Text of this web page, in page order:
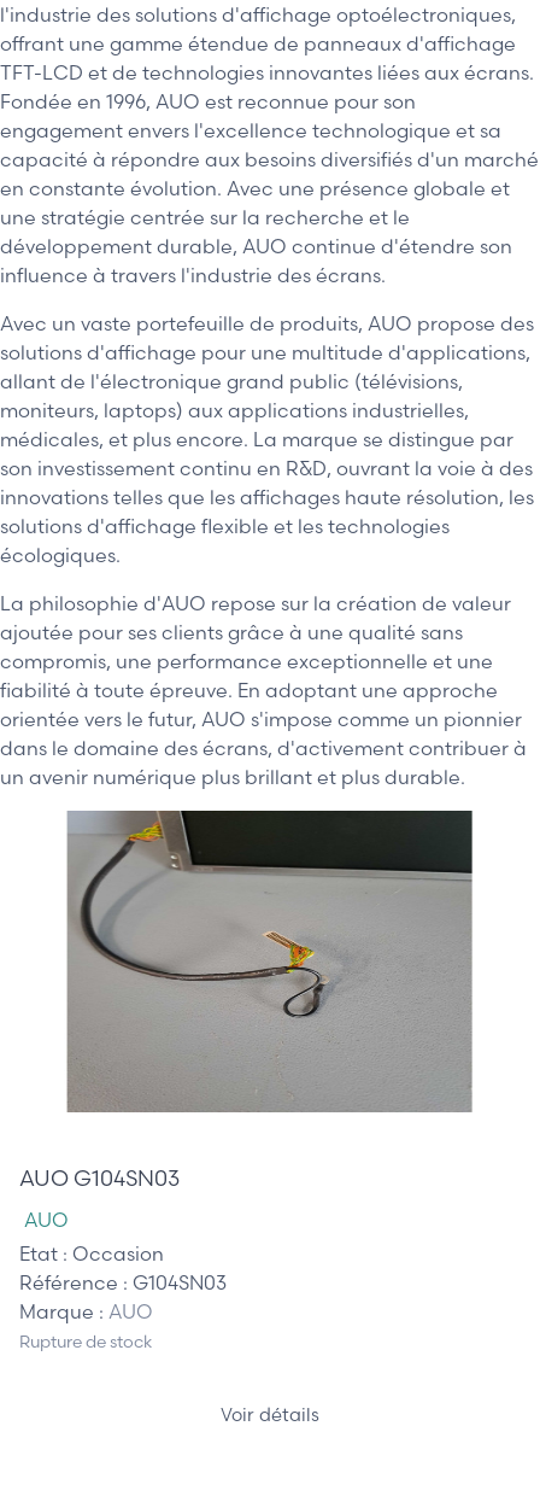
l'industrie des solutions d'affichage optoélectroniques,
offrant une gamme étendue de panneaux d'affichage
TFT-LCD et de technologies innovantes liées aux écrans.
Fondée en 1996, AUO est reconnue pour son
engagement envers l'excellence technologique et sa
capacité à répondre aux besoins diversifiés d'un marché
en constante évolution. Avec une présence globale et
une stratégie centrée sur la recherche et le
développement durable, AUO continue d'étendre son
influence à travers l'industrie des écrans.
Avec un vaste portefeuille de produits, AUO propose des
solutions d'affichage pour une multitude d'applications,
allant de l'électronique grand public (télévisions,
moniteurs, laptops) aux applications industrielles,
médicales, et plus encore. La marque se distingue par
son investissement continu en R&D, ouvrant la voie à des
innovations telles que les affichages haute résolution, les
solutions d'affichage flexible et les technologies
écologiques.
La philosophie d'AUO repose sur la création de valeur
ajoutée pour ses clients grâce à une qualité sans
compromis, une performance exceptionnelle et une
fiabilité à toute épreuve. En adoptant une approche
orientée vers le futur, AUO s'impose comme un pionnier
dans le domaine des écrans, d'activement contribuer à
un avenir numérique plus brillant et plus durable.
AUO G104SN03
AUO
Etat : Occasion
Référence : G104SN03
Marque : AUO
Rupture de stock
Voir détails